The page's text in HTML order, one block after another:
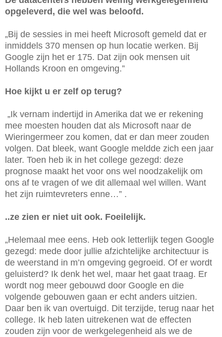
opgeleverd, die wel was beloofd.
„Bij de sessies in mei heeft Microsoft gemeld dat er
inmiddels 370 mensen op hun locatie werken. Bij
Google zijn het er 175. Dat zijn ook mensen uit
Hollands Kroon en omgeving.”
Hoe kijkt u er zelf op terug?
„Ik vernam indertijd in Amerika dat we er rekening
mee moesten houden dat als Microsoft naar de
Wieringermeer zou komen, dat er dan meer zouden
volgen. Dat bleek, want Google meldde zich een jaar
later. Toen heb ik in het college gezegd: deze
prognose maakt het voor ons wel noodzakelijk om
ons af te vragen of we dit allemaal wel willen. Want
het zijn ruimtevreters enne…” .
..ze zien er niet uit ook. Foeilelijk.
„Helemaal mee eens. Heb ook letterlijk tegen Google
gezegd: mede door jullie afzichtelijke architectuur is
de weerstand in m’n omgeving gegroeid. Of er wordt
geluisterd? Ik denk het wel, maar het gaat traag. Er
wordt nog meer gebouwd door Google en die
volgende gebouwen gaan er echt anders uitzien.
Daar ben ik van overtuigd. Dit terzijde, terug naar het
college. Ik heb laten uitrekenen wat de effecten
zouden zijn voor de werkgelegenheid als we de